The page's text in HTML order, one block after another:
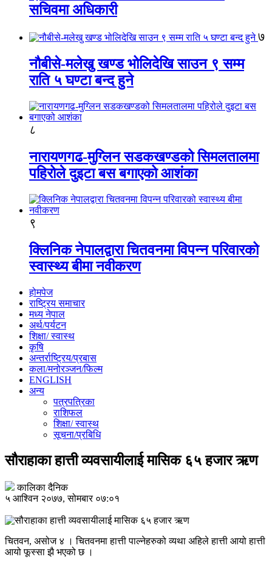
सचिवमा अधिकारी
७
नौबीसे-मलेखु खण्ड भोलिदेखि साउन ९ सम्म
राति ५ घण्टा बन्द हुने
८
नारायणगढ-मुग्लिन सडकखण्डको सिमलतालमा
पहिरोले दुइटा बस बगाएको आशंका
९
क्लिनिक नेपालद्वारा चितवनमा विपन्न परिवारको
स्वास्थ्य बीमा नवीकरण
होमपेज
राष्ट्रिय समाचार
मध्य नेपाल
अर्थ/पर्यटन
शिक्षा/ स्वास्थ
कृषि
अन्तर्राष्ट्रिय/प्रबास
कला/मनोरञ्जन/फिल्म
ENGLISH
अन्य
पत्रपत्रिका
राशिफल
शिक्षा/ स्वास्थ
सूचना/प्रबिधि
सौराहाका हात्ती व्यवसायीलाई मासिक ६५ हजार ऋण
कालिका दैनिक
५ आश्विन २०७७, सोमबार ०७:०१
चितवन, असोज ४ । चितवनमा हात्ती पाल्नेहरुको व्यथा अहिले हात्ती आयो हात्ती
आयो फूस्सा झै भएको छ ।